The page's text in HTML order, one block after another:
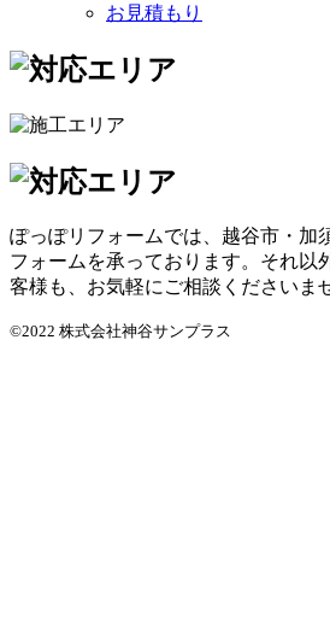
お見積もり
ぽっぽリフォームでは、越谷市・加
フォームを承っております。それ以
客様も、お気軽にご相談くださいま
©2022 株式会社神谷サンプラス